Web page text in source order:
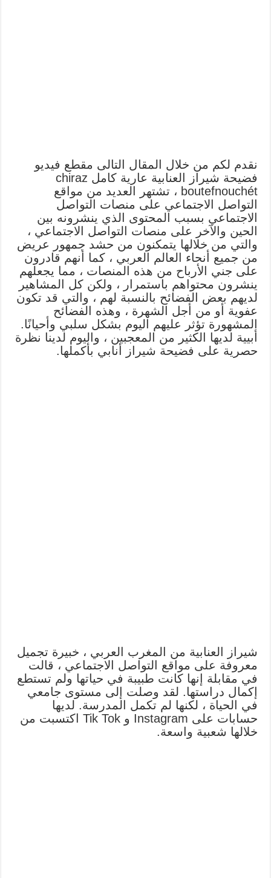
نقدم لكم من خلال المقال التالى مقطع فيديو
فضيحة شيراز العنابية عارية كامل chiraz
boutefnouchét ، تشتهر العديد من مواقع
التواصل الاجتماعي على منصات التواصل
الاجتماعي بسبب المحتوى الذي ينشرونه بين
الحين والآخر على منصات التواصل الاجتماعي ،
والتي من خلالها يتمكنون من حشد جمهور عريض
من جميع أنحاء العالم العربي ، كما أنهم قادرون
على جني الأرباح من هذه المنصات ، مما يجعلهم
ينشرون محتواهم باستمرار ، ولكن كل المشاهير
لديهم بعض الفضائح بالنسبة لهم ، والتي قد تكون
عفوية أو من أجل الشهرة ، وهذه الفضائح
المشهورة تؤثر عليهم اليوم بشكل سلبي وأحيانًا.
أبيية لديها الكثير من المعجبين ، واليوم لدينا نظرة
حصرية على فضيحة شيراز أنابي بأكملها.
شيراز العنابية من المغرب العربي ، خبيرة تجميل
معروفة على مواقع التواصل الاجتماعي ، قالت
في مقابلة إنها كانت طبيبة في حياتها ولم تستطع
إكمال دراستها. لقد وصلت إلى مستوى جامعي
في الحياة ، لكنها لم تكمل المدرسة. لديها
حسابات على Instagram و Tik Tok اكتسبت من
خلالها شعبية واسعة.